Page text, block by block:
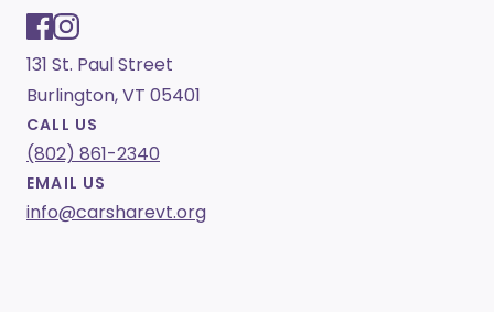
131 St. Paul Street
Burlington, VT 05401
CALL US
(802) 861-2340
EMAIL US
info@carsharevt.org